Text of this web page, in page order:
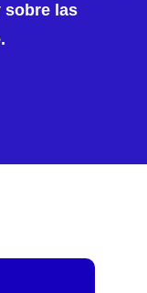
sobre las